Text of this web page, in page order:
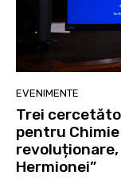
EVENIMENTE
Trei
pentru
Hermionei”